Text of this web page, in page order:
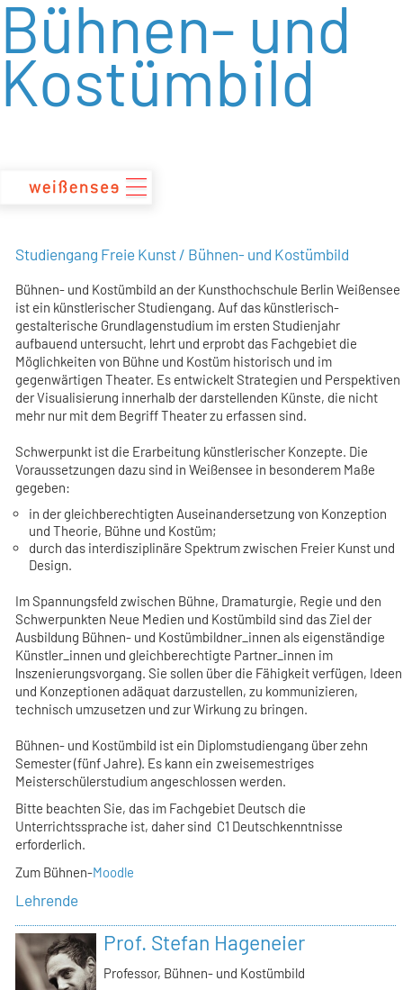
zum
Inhalt
Bühnen- und
Kostümbild
Studiengang Freie Kunst / Bühnen- und Kostümbild
Bühnen- und Kostümbild an der Kunsthochschule Berlin Weißensee
ist ein künstlerischer Studiengang. Auf das künstlerisch-
gestalterische Grundlagenstudium im ersten Studienjahr
aufbauend untersucht, lehrt und erprobt das Fachgebiet die
Möglichkeiten von Bühne und Kostüm historisch und im
gegenwärtigen Theater. Es entwickelt Strategien und Perspektiven
der Visualisierung innerhalb der darstellenden Künste, die nicht
mehr nur mit dem Begriff Theater zu erfassen sind.
Schwerpunkt ist die Erarbeitung künstlerischer Konzepte. Die
Voraussetzungen dazu sind in Weißensee in besonderem Maße
gegeben:
in der gleichberechtigten Auseinandersetzung von Konzeption
und Theorie, Bühne und Kostüm;
durch das interdisziplinäre Spektrum zwischen Freier Kunst und
Design.
Im Spannungsfeld zwischen Bühne, Dramaturgie, Regie und den
Schwerpunkten Neue Medien und Kostümbild sind das Ziel der
Ausbildung Bühnen- und Kostümbildner_innen als eigenständige
Künstler_innen und gleichberechtigte Partner_innen im
lnszenierungsvorgang. Sie sollen über die Fähigkeit verfügen, Ideen
und Konzeptionen adäquat darzustellen, zu kommunizieren,
technisch umzusetzen und zur Wirkung zu bringen.
Bühnen- und Kostümbild ist ein Diplomstudiengang über zehn
Semester (fünf Jahre). Es kann ein zweisemestriges
Meisterschülerstudium angeschlossen werden.
Bitte beachten Sie, das im Fachgebiet Deutsch die
Unterrichtssprache ist, daher sind C1 Deutschkenntnisse
erforderlich.
Zum Bühnen-Moodle
Lehrende
Prof. Stefan Hageneier
Professor, Bühnen- und Kostümbild